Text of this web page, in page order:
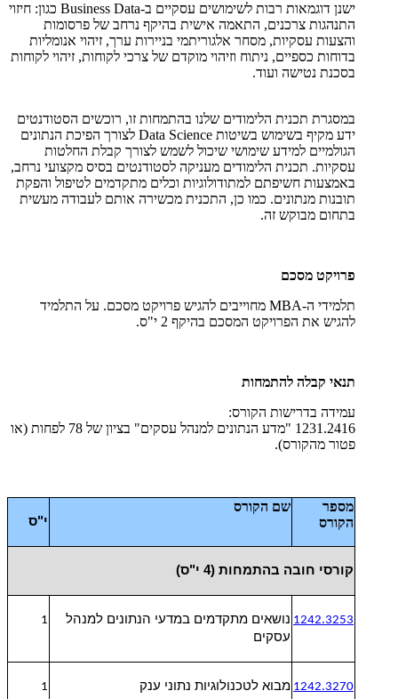
ישנן דוגמאות רבות לשימושים עסקיים ב-Business Data כגון: חיזוי
התנהגות צרכנים, התאמה אישית בהיקף נרחב של פרסומות
והצעות עסקיות, מסחר אלגוריתמי בניירות ערך, זיהוי אנומליות
בדוחות כספיים, ניתוח וזיהוי מוקדם של צרכי לקוחות, זיהוי לקוחות
בסכנת נטישה ועוד.
במסגרת תכנית הלימודים שלנו בהתמחות זו, רוכשים הסטודנטים
ידע מקיף בשימוש בשיטות Data Science לצורך הפיכת הנתונים
הגולמיים למידע שימושי שיכול לשמש לצורך קבלת החלטות
עסקיות. תכנית הלימודים מעניקה לסטודנטים בסיס מקצועי נרחב,
באמצעות חשיפתם למתודולוגיות וכלים מתקדמים לטיפול והפקת
תובנות מנתונים. כמו כן, התכנית מכשירה אותם לעבודה מעשית
בתחום מבוקש זה.
פרויקט מסכם
תלמידי ה-MBA מחוייבים להגיש פרויקט מסכם. על התלמיד
להגיש את הפרויקט המסכם בהיקף 2 י"ס.
תנאי קבלה להתמחות
עמידה בדרישות הקורס:
1231.2416 "מדע הנתונים למנהל עסקים" בציון של 78 לפחות (או
פטור מהקורס).
מספר
הקורס
שם הקורס
י"ס
קורסי חובה בהתמחות (4 י"ס)
1242.3253 נושאים מתקדמים במדעי הנתונים למנהל
עסקים
1
1242.3270 מבוא לטכנולוגיות נתוני ענק 1